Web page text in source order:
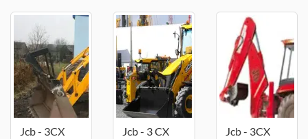
Jcb - 3CX Jcb - 3 CX
Jcb - 3CX